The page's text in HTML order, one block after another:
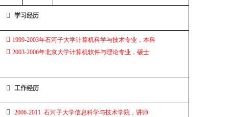
 学习经历
 1999-2003年石河子大学计算机科学与技术专业，本科
 2003-2006年北京大学计算机软件与理论专业，硕士
 工作经历
 2006-2011 石河子大学信息科学与技术学院，讲师